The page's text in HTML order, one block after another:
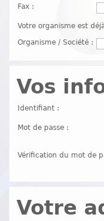
Fax :
Votre organisme est
Organisme / Société :
Vos
Identifiant :
Mot de passe :
Vérification du mot de
Votre